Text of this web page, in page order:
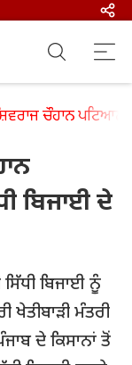
ਚੌਹਾਨ
ਬਿਜਾਈ ਦੇ
ਬਿਜਾਈ ਨੂੰ
ਮੰਤਰੀ
ਦੇ ਕਿਸਾਨਾਂ ਤੋਂ